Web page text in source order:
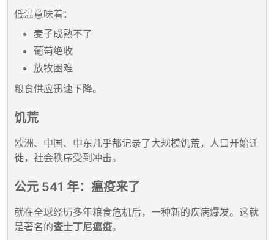
低温意味着：
麦子成熟不了
葡萄绝收
放牧困难
粮食供应迅速下降。
饥荒
欧洲、中国、中东几乎都记录了大规模饥荒，人口开始迁
徙，社会秩序受到冲击。
公元 541 年：瘟疫来了
就在全球经历多年粮食危机后，一种新的疾病爆发。这就
是著名的查士丁尼瘟疫。